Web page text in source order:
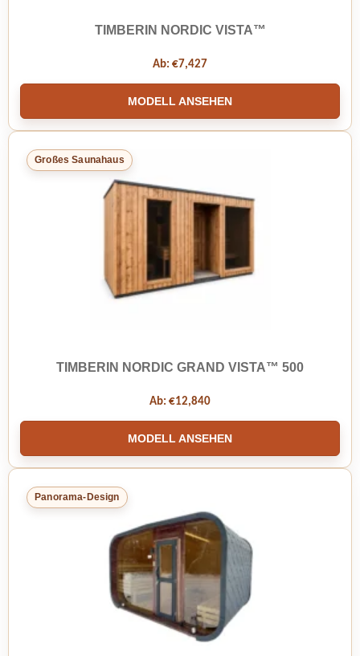
TIMBERIN NORDIC VISTA™
Ab: €7,427
MODELL ANSEHEN
Großes Saunahaus
TIMBERIN NORDIC GRAND VISTA™ 500
Ab: €12,840
MODELL ANSEHEN
Panorama-Design